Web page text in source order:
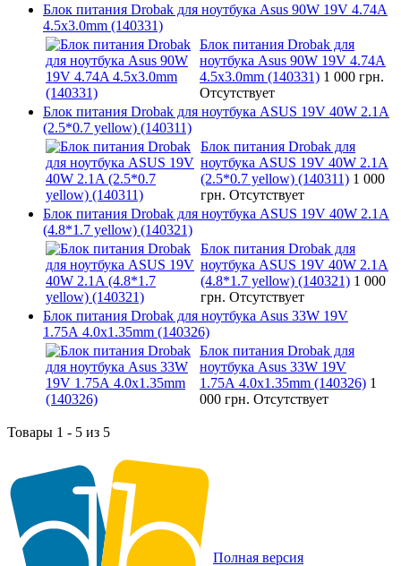
Блок питания Drobak для ноутбука Asus 90W 19V 4.74A
4.5x3.0mm (140331)
Блок питания Drobak для
ноутбука Asus 90W 19V 4.74A
4.5x3.0mm (140331) 1 000 грн.
Отсутствует
Блок питания Drobak для ноутбука ASUS 19V 40W 2.1A
(2.5*0.7 yellow) (140311)
Блок питания Drobak для
ноутбука ASUS 19V 40W 2.1A
(2.5*0.7 yellow) (140311) 1 000
грн. Отсутствует
Блок питания Drobak для ноутбука ASUS 19V 40W 2.1A
(4.8*1.7 yellow) (140321)
Блок питания Drobak для
ноутбука ASUS 19V 40W 2.1A
(4.8*1.7 yellow) (140321) 1 000
грн. Отсутствует
Блок питания Drobak для ноутбука Asus 33W 19V
1.75A 4.0х1.35mm (140326)
Блок питания Drobak для
ноутбука Asus 33W 19V
1.75A 4.0х1.35mm (140326) 1
000 грн. Отсутствует
Товары 1 - 5 из 5
Полная версия